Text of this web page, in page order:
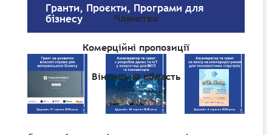
Членство
Комерційні пропозиції
Вінницька область
Гранти, Проєкти, Програми для
бізнесу